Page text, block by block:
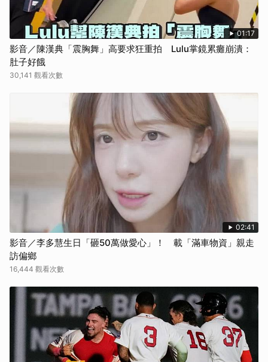
01:17
影音／陳漢典「震胸舞」高要求狂重拍 Lulu掌鏡累癱崩潰：
肚子好餓
30,141 觀看次數
02:41
影音／李多慧生日「砸50萬做愛心」！ 載「滿車物資」親走
訪偏鄉
16,444 觀看次數